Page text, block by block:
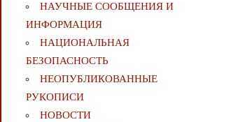
НАУЧНЫЕ СООБЩЕНИЯ И
ИНФОРМАЦИЯ
НАЦИОНАЛЬНАЯ
БЕЗОПАСНОСТЬ
НЕОПУБЛИКОВАННЫЕ
РУКОПИСИ
НОВОСТИ